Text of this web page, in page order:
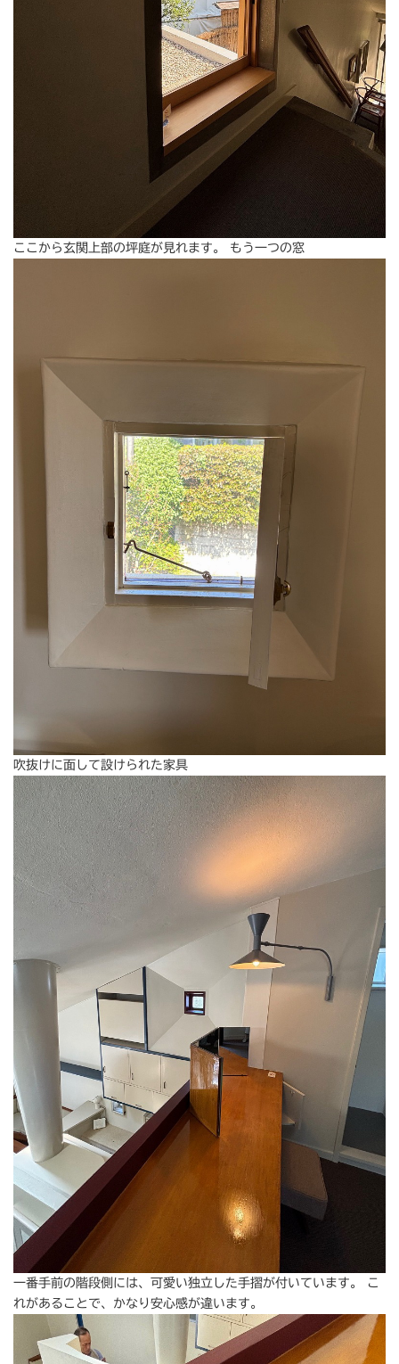
ここから玄関上部の坪庭が見れます。 もう一つの窓
吹抜けに面して設けられた家具
一番手前の階段側には、可愛い独立した手摺が付いています。 こ
れがあることで、かなり安心感が違います。